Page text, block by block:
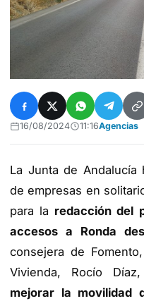
16/08/2024 11:16Agencias
La Junta de Andalucía
de empresas en
para la redacción del
accesos a Ronda
consejera de
Vivienda, Rocío
mejorar la movilidad